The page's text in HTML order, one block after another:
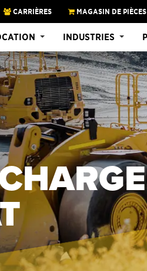
CARRIÈRES MAGASIN DE
INDUSTRIES